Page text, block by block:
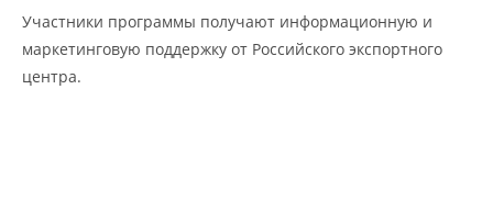
Участники программы получают информационную и
маркетинговую поддержку от Российского экспортного
центра.